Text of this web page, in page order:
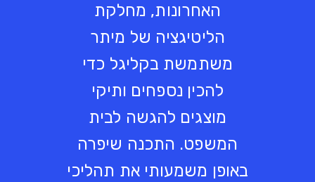
האחרונות, מחלקת
הליטיגציה של מיתר
משתמשת בקליגל כדי
להכין נספחים ותיקי
מוצגים להגשה לבית
המשפט. התכנה שיפרה
באופן משמעותי את תהליכי